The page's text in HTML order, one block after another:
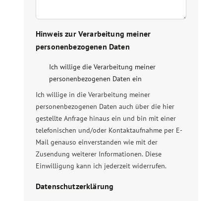
Hinweis zur Verarbeitung meiner
personenbezogenen Daten
Ich willige die Verarbeitung meiner
personenbezogenen Daten ein
Ich willige in die Verarbeitung meiner
personenbezogenen Daten auch über die hier
gestellte Anfrage hinaus ein und bin mit einer
telefonischen und/oder Kontaktaufnahme per E-
Mail genauso einverstanden wie mit der
Zusendung weiterer Informationen. Diese
Einwilligung kann ich jederzeit widerrufen.
Datenschutzerklärung